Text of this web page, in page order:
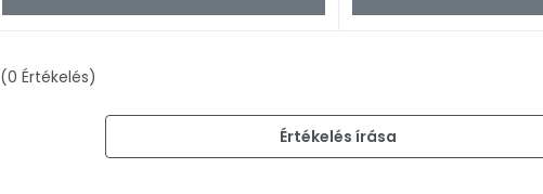
(0 Értékelés)
Értékelés írása